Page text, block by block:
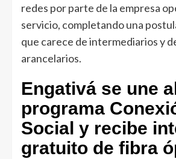
redes por parte de la empresa
servicio, completando una
que carece de intermediarios y
arancelarios.
Engativá se une
programa
Social y recibe
gratuito de fibra